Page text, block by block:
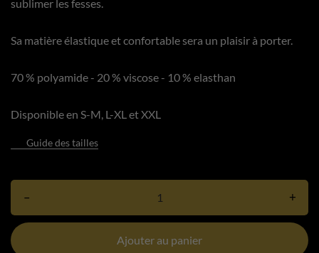
sublimer les fesses.
Sa matière élastique et confortable sera un plaisir à porter.
70 % polyamide - 20 % viscose - 10 % elasthan
Disponible en S-M, L-XL et XXL
Guide des tailles
– +
Ajouter au panier